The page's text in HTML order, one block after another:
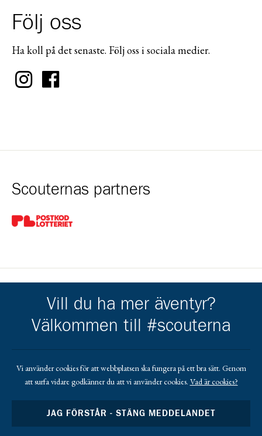
Följ oss
Ha koll på det senaste. Följ oss i sociala medier.
Scouternas partners
Gå till pl_50
Kårens partners
Gå till https://www.lundstams.se/Gå till https://www.cramo.se/sv
Gå till https://www.elektrotjanst.se/
Vill du ha mer äventyr?
Välkommen till #scouterna
Vi använder cookies för att webbplatsen ska fungera på ett bra sätt. Genom
att surfa vidare godkänner du att vi använder cookies. Vad är cookies?
JAG FÖRSTÅR - STÄNG MEDDELANDET